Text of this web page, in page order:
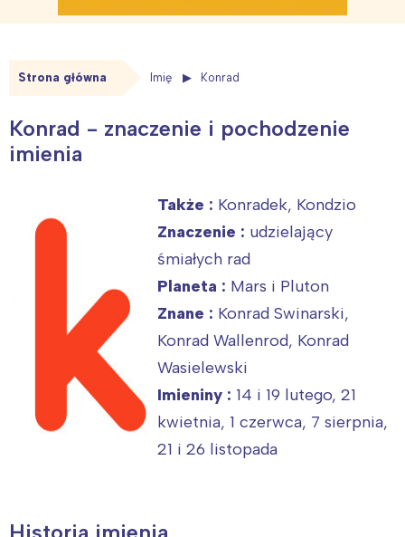
Strona główna Imię Konrad
Konrad - znaczenie i pochodzenie
imienia
Także : Konradek, Kondzio
Znaczenie : udzielający
śmiałych rad
Planeta : Mars i Pluton
Znane : Konrad Swinarski,
Konrad Wallenrod, Konrad
Wasielewski
Imieniny : 14 i 19 lutego, 21
kwietnia, 1 czerwca, 7 sierpnia,
21 i 26 listopada